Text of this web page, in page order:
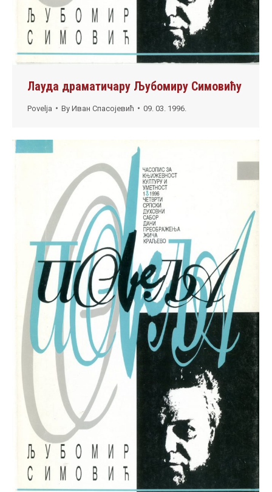
Лауда драматичару Љубомиру Симовићу
Povelja By Иван Спасојевић 09. 03. 1996.